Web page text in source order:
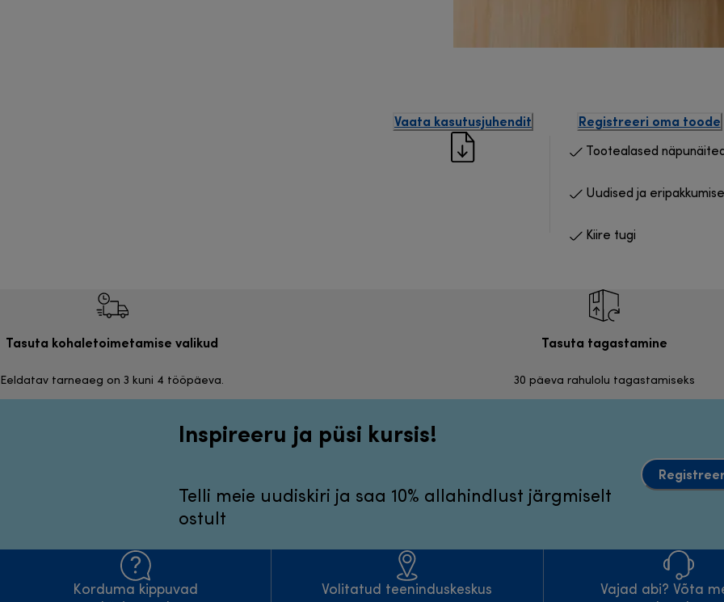
Vaata kasutusjuhendit Registreeri oma toode
Tootealased
Uudised ja
Kiire tugi
Tasuta kohaletoimetamise valikud
Eeldatav tarneaeg on 3 kuni 4 tööpäeva.
Tasuta tagastamine
30 päeva rahulolu tagastamiseks
Inspireeru ja püsi kursis!
Telli meie uudiskiri ja saa 10% allahindlust järgmiselt
ostult
Korduma kippuvad
Volitatud teeninduskeskus
Vajad abi? Võta